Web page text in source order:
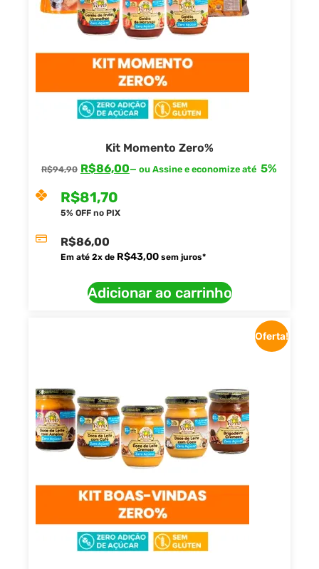
Kit Momento Zero%
R$94,90 R$86,00— ou Assine e economize até 5%
R$81,70
5% OFF no PIX
R$86,00
Em até 2x de R$43,00 sem juros*
Adicionar ao carrinho
Oferta!